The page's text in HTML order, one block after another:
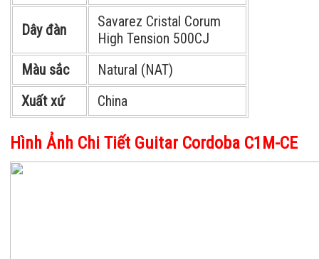
Dây đàn
Savarez Cristal Corum
High Tension 500CJ
Màu sắc
Natural (NAT)
Xuất xứ
China
Hình Ảnh Chi Tiết Guitar Cordoba C1M-CE